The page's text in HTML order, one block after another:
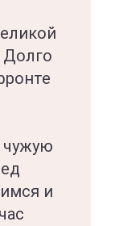
Долго
чужую
и